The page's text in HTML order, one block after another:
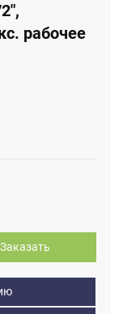
рабочее
Заказать